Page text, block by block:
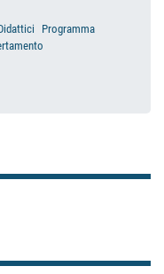
Programma